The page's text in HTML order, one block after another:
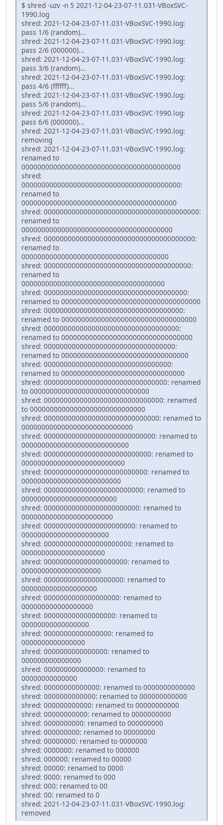
$ shred -uzv -n 5 2021-12-04-23-07-11.031-VBoxSVC-
1990.log
shred: 2021-12-04-23-07-11.031-VBoxSVC-1990.log:
pass 1/6 (random)...
shred: 2021-12-04-23-07-11.031-VBoxSVC-1990.log:
pass 2/6 (000000)...
shred: 2021-12-04-23-07-11.031-VBoxSVC-1990.log:
pass 3/6 (random)...
shred: 2021-12-04-23-07-11.031-VBoxSVC-1990.log:
pass 4/6 (ffffff)...
shred: 2021-12-04-23-07-11.031-VBoxSVC-1990.log:
pass 5/6 (random)...
shred: 2021-12-04-23-07-11.031-VBoxSVC-1990.log:
pass 6/6 (000000)...
shred: 2021-12-04-23-07-11.031-VBoxSVC-1990.log:
removing
shred: 2021-12-04-23-07-11.031-VBoxSVC-1990.log:
renamed to
0000000000000000000000000000000000000000
shred:
0000000000000000000000000000000000000000:
renamed to
000000000000000000000000000000000000000
shred: 000000000000000000000000000000000000000:
renamed to
00000000000000000000000000000000000000
shred: 00000000000000000000000000000000000000:
renamed to
0000000000000000000000000000000000000
shred: 0000000000000000000000000000000000000:
renamed to
000000000000000000000000000000000000
shred: 000000000000000000000000000000000000:
renamed to 00000000000000000000000000000000000
shred: 00000000000000000000000000000000000:
renamed to 0000000000000000000000000000000000
shred: 0000000000000000000000000000000000:
renamed to 000000000000000000000000000000000
shred: 000000000000000000000000000000000:
renamed to 00000000000000000000000000000000
shred: 00000000000000000000000000000000:
renamed to 0000000000000000000000000000000
shred: 0000000000000000000000000000000: renamed
to 000000000000000000000000000000
shred: 000000000000000000000000000000: renamed
to 00000000000000000000000000000
shred: 00000000000000000000000000000: renamed to
0000000000000000000000000000
shred: 0000000000000000000000000000: renamed to
000000000000000000000000000
shred: 000000000000000000000000000: renamed to
00000000000000000000000000
shred: 00000000000000000000000000: renamed to
0000000000000000000000000
shred: 0000000000000000000000000: renamed to
000000000000000000000000
shred: 000000000000000000000000: renamed to
00000000000000000000000
shred: 00000000000000000000000: renamed to
0000000000000000000000
shred: 0000000000000000000000: renamed to
000000000000000000000
shred: 000000000000000000000: renamed to
00000000000000000000
shred: 00000000000000000000: renamed to
0000000000000000000
shred: 0000000000000000000: renamed to
000000000000000000
shred: 000000000000000000: renamed to
00000000000000000
shred: 00000000000000000: renamed to
0000000000000000
shred: 0000000000000000: renamed to
000000000000000
shred: 000000000000000: renamed to
00000000000000
shred: 00000000000000: renamed to 0000000000000
shred: 0000000000000: renamed to 000000000000
shred: 000000000000: renamed to 00000000000
shred: 00000000000: renamed to 0000000000
shred: 0000000000: renamed to 000000000
shred: 000000000: renamed to 00000000
shred: 00000000: renamed to 0000000
shred: 0000000: renamed to 000000
shred: 000000: renamed to 00000
shred: 00000: renamed to 0000
shred: 0000: renamed to 000
shred: 000: renamed to 00
shred: 00: renamed to 0
shred: 2021-12-04-23-07-11.031-VBoxSVC-1990.log:
removed